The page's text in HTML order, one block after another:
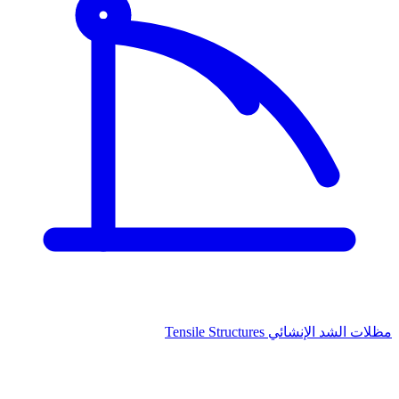
مظلات الشد الإنشائي Tensile Structures